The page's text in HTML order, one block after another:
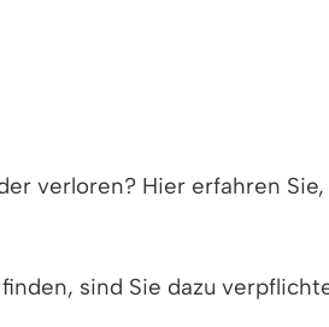
verloren? Hier erfahren Sie,
sind Sie dazu